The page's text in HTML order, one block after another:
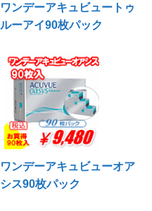
ワンデーアキュビュートゥ
ルーアイ90枚パック
ワンデーアキュビューオア
シス90枚パック